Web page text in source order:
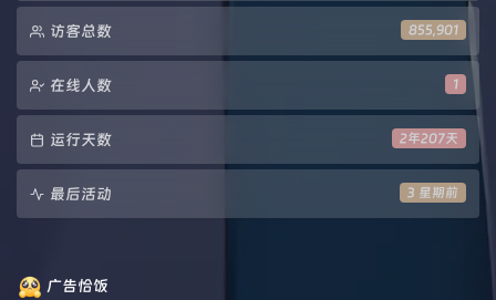
855,901
访客总数
1
在线人数
2年207天
运行天数
3 星期前
最后活动
广告恰饭